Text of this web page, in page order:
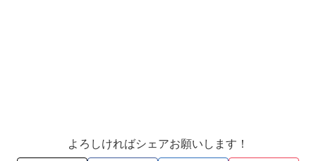
よろしければシェアお願いします！